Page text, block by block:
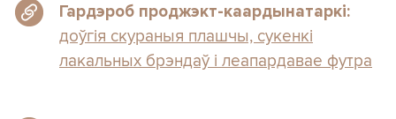
Гардэроб проджэкт-каардынатаркі:
доўгія скураныя плашчы, сукенкі
лакальных брэндаў і леапардавае футра